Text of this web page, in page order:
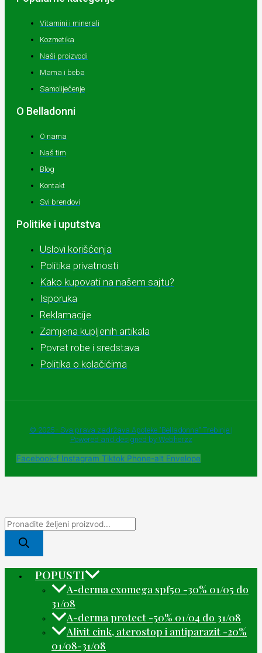
Vitamini i minerali
Kozmetika
Naši proizvodi
Mama i beba
Samoliječenje
O Belladonni
O nama
Naš tim
Blog
Kontakt
Svi brendovi
Politike i uputstva
Uslovi korišćenja
Politika privatnosti
Kako kupovati na našem sajtu?
Isporuka
Reklamacije
Zamjena kupljenih artikala
Povrat robe i sredstava
Politika o kolačićima
© 2025 - Sva prava zadržava Apoteke "Belladonna" Trebinje |
Powered and designed by Webherzz
Facebook-f Instagram Tiktok Phone-alt Envelope
POPUSTI
A-derma exomega spf50 -30% 01/05 do
31/08
A-derma protect -50% 01/04 do 31/08
Alivit cink, aterostop i antiparazit -20%
01/08-31/08